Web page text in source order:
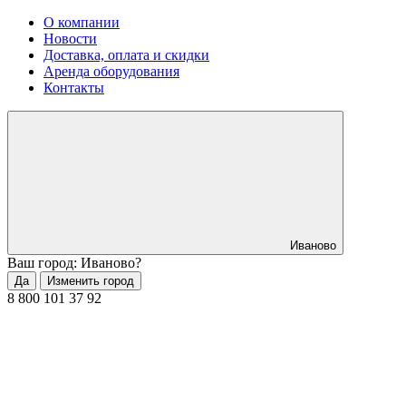
О компании
Новости
Доставка, оплата и скидки
Аренда оборудования
Контакты
Иваново
Ваш город: Иваново?
Да Изменить город
8 800 101 37 92